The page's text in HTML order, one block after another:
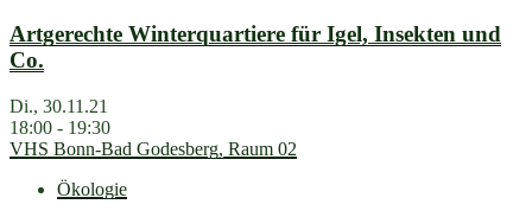
Artgerechte Winterquartiere für Igel, Insekten und
Co.
Di., 30.11.21
18:00 - 19:30
VHS Bonn-Bad Godesberg, Raum 02
Ökologie